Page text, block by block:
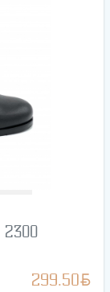
2300
299.50BYN